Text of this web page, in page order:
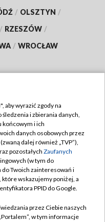
/ OLSZTYN /
/ RZESZÓW /
/ WROCŁAW
TVP
aby wyrazić zgody na
i zbierania danych,
końcowym i ich
danych osobowych przez
dalej również „TVP”),
pozostałych Zaufanych
(w tym do
Twoich zainteresowań i
wskazujemy poniżej, a
PPID do Google.
przez Ciebie naszych
w tym informacje